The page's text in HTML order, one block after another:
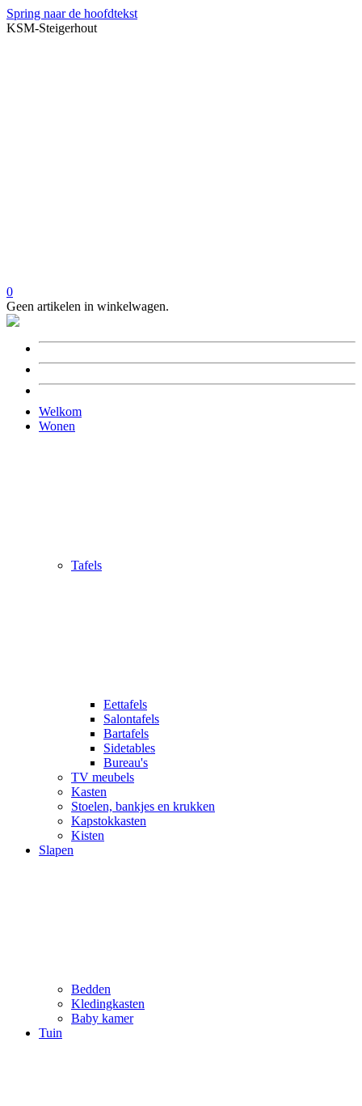
Spring naar de hoofdtekst
KSM-Steigerhout
0
Geen artikelen in winkelwagen.
Welkom
Wonen
Tafels
Eettafels
Salontafels
Bartafels
Sidetables
Bureau's
TV meubels
Kasten
Stoelen, bankjes en krukken
Kapstokkasten
Kisten
Slapen
Bedden
Kledingkasten
Baby kamer
Tuin